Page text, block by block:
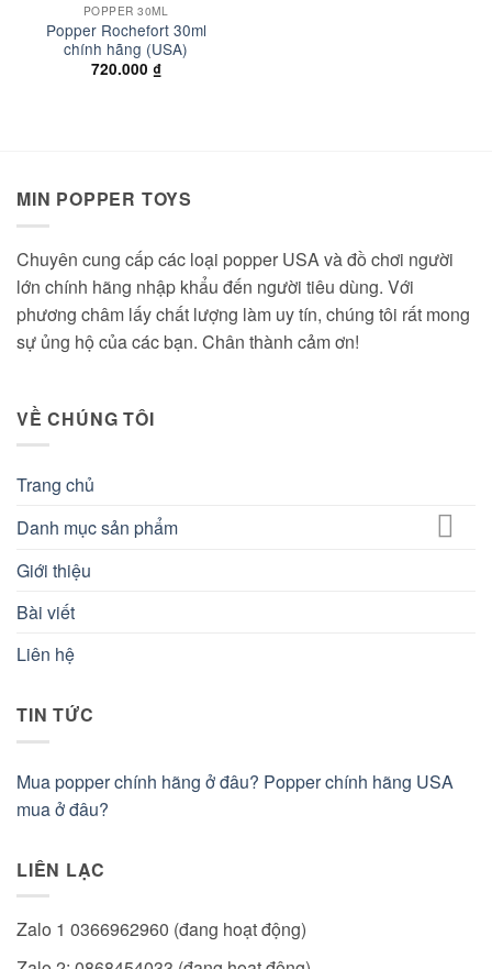
POPPER 30ML
Popper Rochefort 30ml
chính hãng (USA)
720.000 ₫
MIN POPPER TOYS
Chuyên cung cấp các loại popper USA và đồ chơi người
lớn chính hãng nhập khẩu đến người tiêu dùng. Với
phương châm lấy chất lượng làm uy tín, chúng tôi rất mong
sự ủng hộ của các bạn. Chân thành cảm ơn!
VỀ CHÚNG TÔI
Trang chủ
Danh mục sản phẩm
Giới thiệu
Bài viết
Liên hệ
TIN TỨC
Mua popper chính hãng ở đâu? Popper chính hãng USA
mua ở đâu?
LIÊN LẠC
Zalo 1 0366962960 (đang hoạt động)